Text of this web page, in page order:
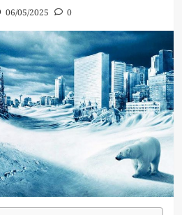
06/05/2025 0